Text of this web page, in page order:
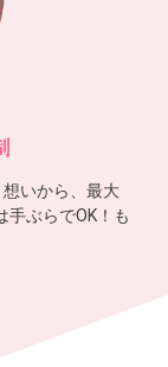
いから、最大
手ぶらでOK！も